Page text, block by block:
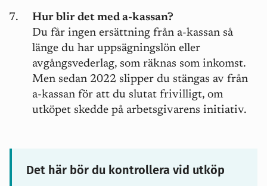
Hur blir det med a-kassan?
Du får ingen ersättning från a-kassan så
länge du har uppsägningslön eller
avgångsvederlag, som räknas som inkomst.
Men sedan 2022 slipper du stängas av från
a-kassan för att du slutat frivilligt, om
utköpet skedde på arbetsgivarens initiativ.
Det här bör du kontrollera vid utköp